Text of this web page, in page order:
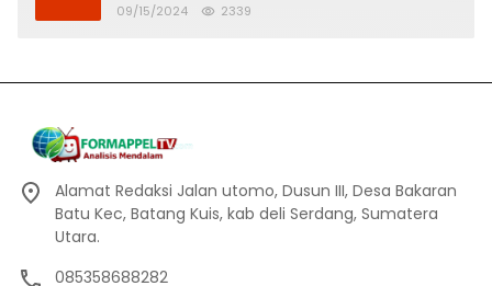
Banjir
09/15/2024 2339
Alamat Redaksi Jalan utomo, Dusun III, Desa Bakaran
Batu Kec, Batang Kuis, kab deli Serdang, Sumatera
Utara.
085358688282